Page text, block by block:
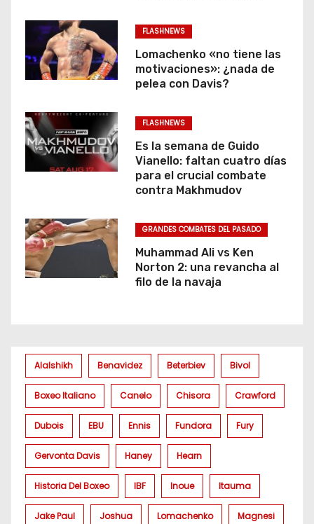
FLASHNEWS
Lomachenko «no tiene las
motivaciones»: ¿nada de
pelea con Davis?
FLASHNEWS
Es la semana de Guido
Vianello: faltan cuatro días
para el crucial combate
contra Makhmudov
GRANDES COMBATES DEL PASADO
Muhammad Ali vs Ken
Norton 2: una revancha al
filo de la navaja
Alalshikh Benavidez Beterbiev Bivol
Boxeo Italiano Canelo Chisora Crawford
Dubois EBU Ennis Fundora Fury
Gervonta Davis Haney Hearn
Historia Del Boxeo IBF Inoue Itauma
Jake Paul Joshua Lomachenko Magnesi